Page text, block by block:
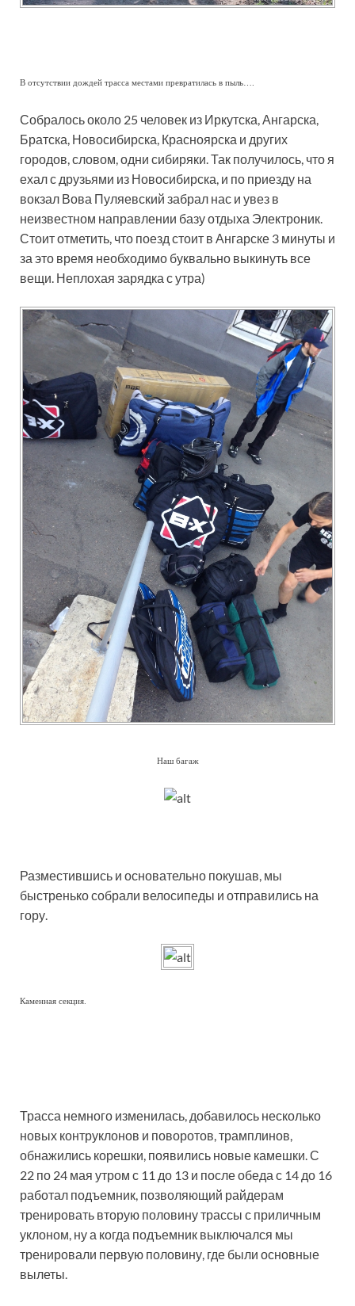
В отсутствии дождей трасса местами превратилась в пыль….
Собралось около 25 человек из Иркутска, Ангарска,
Братска, Новосибирска, Красноярска и других
городов, словом, одни сибиряки. Так получилось, что я
ехал с друзьями из Новосибирска, и по приезду на
вокзал Вова Пуляевский забрал нас и увез в
неизвестном направлении базу отдыха Электроник.
Стоит отметить, что поезд стоит в Ангарске 3 минуты и
за это время необходимо буквально выкинуть все
вещи. Неплохая зарядка с утра)
Наш багаж
Разместившись и основательно покушав, мы
быстренько собрали велосипеды и отправились на
гору.
Каменная секция.
Трасса немного изменилась, добавилось несколько
новых контруклонов и поворотов, трамплинов,
обнажились корешки, появились новые камешки. С
22 по 24 мая утром с 11 до 13 и после обеда с 14 до 16
работал подъемник, позволяющий райдерам
тренировать вторую половину трассы с приличным
уклоном, ну а когда подъемник выключался мы
тренировали первую половину, где были основные
вылеты.